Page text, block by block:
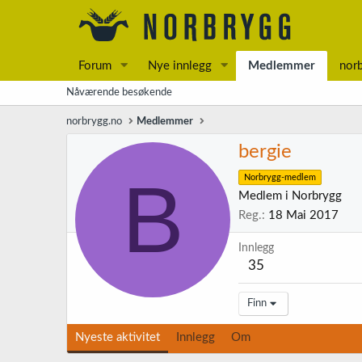
Forum Nye innlegg Medlemmer
Nåværende besøkende
norbrygg.no Medlemmer
B
bergie
Norbrygg-medlem
Medlem i Norbrygg
Reg.
18 Mai 2017
Innlegg
35
Finn
Nyeste aktivitet Innlegg Om